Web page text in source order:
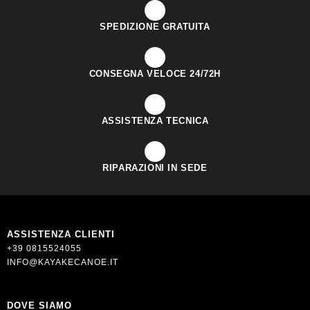
SPEDIZIONE GRATUITA
CONSEGNA VELOCE 24/72H
ASSISTENZA TECNICA
RIPARAZIONI IN SEDE
ASSISTENZA CLIENTI
+39 0815524055
INFO@KAYAKECANOE.IT
DOVE SIAMO